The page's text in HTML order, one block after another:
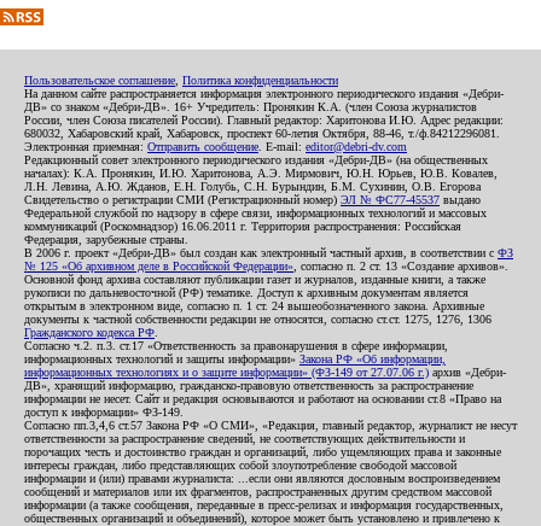
Пользовательское соглашение Политика конфиденциальности
На данном сайте распространяется информация электронного периодического издания «Дебри-
ДВ» со знаком «Дебри-ДВ». 16+ Учредитель: Пронякин К.А. (член Союза журналистов
России, член Союза писателей России). Главный редактор: Харитонова И.Ю. Адрес редакции:
680032, Хабаровский край, Хабаровск, проспект 60-летия Октября, 88-46, т./ф.84212296081.
Электронная приемная: Отправить сообщение . E-mail: editor@debri-dv.com
Редакционный совет электронного периодического издания «Дебри-ДВ» (на общественных
началах): К.А. Пронякин, И.Ю. Харитонова, А.Э. Мирмович, Ю.Н. Юрьев, Ю.В. Ковалев,
Л.Н. Левина, А.Ю. Жданов, Е.Н. Голубь, С.Н. Бурындин, Б.М. Сухинин, О.В. Егорова
Свидетельство о регистрации СМИ (Регистрационный номер) ЭЛ № ФС77-45537 выдано
Федеральной службой по надзору в сфере связи, информационных технологий и массовых
коммуникаций (Роскомнадзор) 16.06.2011 г. Территория распространения: Российская
Федерация, зарубежные страны.
В 2006 г. проект «Дебри-ДВ» был создан как электронный частный архив, в соответствии с ФЗ
№ 125 «Об архивном деле в Российской Федерации» , согласно п. 2 ст. 13 «Создание архивов».
Основной фонд архива составляют публикации газет и журналов, изданные книги, а также
рукописи по дальневосточной (РФ) тематике. Доступ к архивным документам является
открытым в электронном виде, согласно п. 1 ст. 24 вышеобозначенного закона. Архивные
документы к частной собственности редакции не относятся, согласно ст.ст. 1275, 1276, 1306
Гражданского кодекса РФ
Согласно ч.2. п.3. ст.17 «Ответственность за правонарушения в сфере информации,
информационных технологий и защиты информации» Закона РФ «Об информации,
информационных технологиях и о защите информации» (ФЗ-149 от 27.07.06 г.) архив «Дебри-
ДВ», хранящий информацию, гражданско-правовую ответственность за распространение
информации не несет. Сайт и редакция основываются и работают на основании ст.8 «Право на
доступ к информации» ФЗ-149.
Согласно пп.3,4,6 ст.57 Закона РФ «О СМИ», «Редакция, главный редактор, журналист не несут
ответственности за распространение сведений, не соответствующих действительности и
порочащих честь и достоинство граждан и организаций, либо ущемляющих права и законные
интересы граждан, либо представляющих собой злоупотребление свободой массовой
информации и (или) правами журналиста: ...если они являются дословным воспроизведением
сообщений и материалов или их фрагментов, распространенных другим средством массовой
информации (а также сообщения, переданные в пресс-релизах и информация государственных,
общественных организаций и объединений), которое может быть установлено и привлечено к